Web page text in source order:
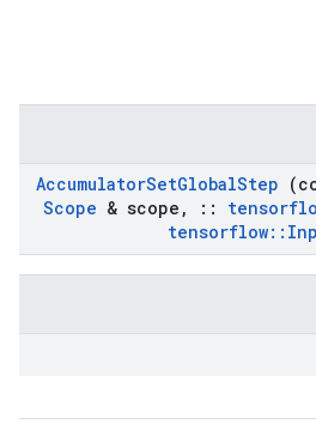
AccumulatorSetGlobalStep
Scope & scope , ::
tensorflow::